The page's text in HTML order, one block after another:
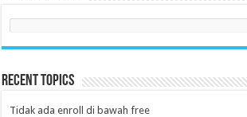
Recent Topics
Tidak ada enroll di bawah free